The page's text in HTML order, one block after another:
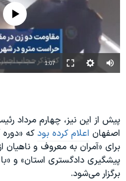
currently available
1:07
پیش از این نیز، چهارم مرداد
اصفهان اعلام کرده بود
برای «آمران به معروف و ناهیان
پیشگیری دادگستری استان» و
برگزار می‌شود.